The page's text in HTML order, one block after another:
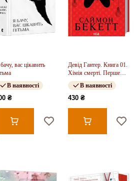
вас цікавить
В наявності
₴
Девід Гантер. Книга 01.
Хімія смерті. Перше
розслідування
В наявності
430 ₴